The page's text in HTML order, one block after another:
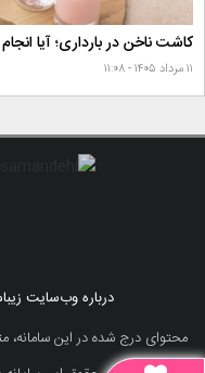
کاشت ناخن در بارداری؛ آیا
۱۱ مرداد ۱۴۰۵ - ۱۱:۰۸
درباره وب‌سایت
محتوای درج شده در این سامانه،